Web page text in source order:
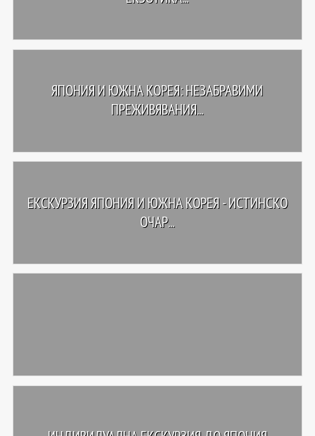
ЯПОНИЯ И ЮЖНА КОРЕЯ: НЕЗАБРАВИМИ
ПРЕЖИВЯВАНИЯ...
ЕКСКУРЗИЯ ЯПОНИЯ И ЮЖНА КОРЕЯ - ИСТИНСКО
ОЧАР...